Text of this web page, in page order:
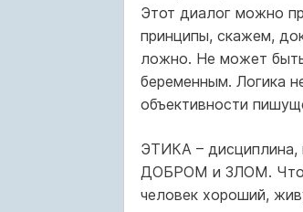
Этот диалог можно
принципы, скажем,
ложно. Не может
беременным. Логика
объективности
ЭТИКА – дисциплина,
ДОБРОМ и ЗЛОМ. Что
человек хороший,